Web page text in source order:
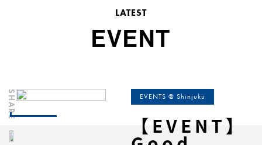
LATEST
EVENT
SHARE EVENTS @ Shinjuku
【EVENT】